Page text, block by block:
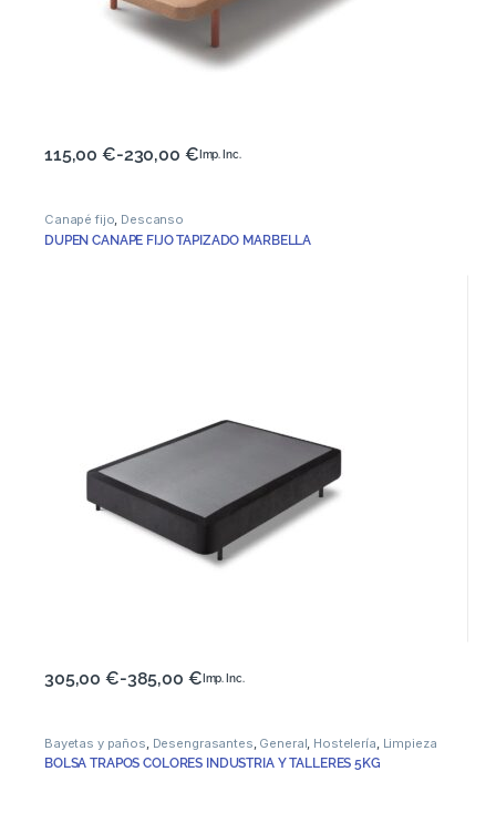
115,00€-230,00 € Imp. Inc.
Canapé fijo Descanso
DUPEN CANAPE FIJO TAPIZADO MARBELLA
305,00€-385,00 € Imp. Inc.
Bayetas y paños Desengrasantes General Hostelería Limpieza
BOLSA TRAPOS COLORES INDUSTRIA Y TALLERES 5KG